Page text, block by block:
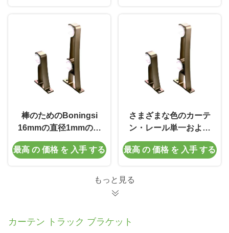
棒のためのBoningsi
16mmの直径1mmの厚
さのカーテンのポーラ
ンド人 ブラケット
最高 の 価格 を 入手 する
さまざまな色のカーテ
ン・レール単一および
二重25mm容易なブラ
ケット
最高 の 価格 を 入手 する
もっと見る
カーテン トラック ブラケット